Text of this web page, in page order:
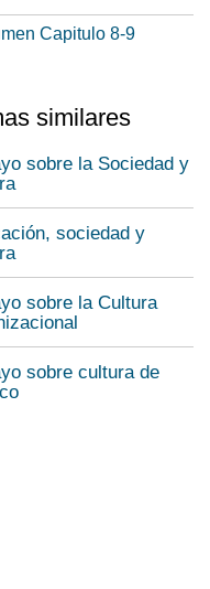
Capitulo 8-9
similares
sobre la Sociedad y
sociedad y
sobre la Cultura
sobre cultura de